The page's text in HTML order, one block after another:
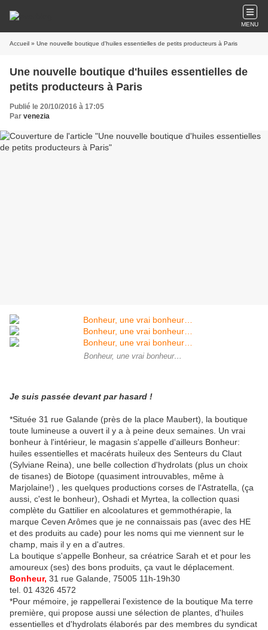
MENU
Accueil » Une nouvelle boutique d'huiles essentielles de petits producteurs à Paris
Une nouvelle boutique d'huiles essentielles de
petits producteurs à Paris
Publié le 20/10/2016 à 17:05
Par venezia
Bonheur, une vrai bonheur…
Je suis passée devant par hasard !
*Située 31 rue Galande (près de la place Maubert), la boutique
toute lumineuse a ouvert il y a à peine deux semaines. Un vrai
bonheur à l'intérieur, le magasin s'appelle d'ailleurs Bonheur:
huiles essentielles et macérats huileux des Senteurs du Claut
(Sylviane Reina), une belle collection d'hydrolats (plus un choix
de tisanes) de Biotope (quasiment introuvables, même à
Marjolaine!) , les quelques productions corses de l'Astratella, (ça
aussi, c'est le bonheur), Oshadi et Myrtea, la collection quasi
complète du Gattilier en alcoolatures et gemmothérapie, la
marque Ceven Arômes que je ne connaissais pas (avec des HE
et des produits au cade) pour les noms qui me viennent sur le
champ, mais il y en a d'autres.
La boutique s'appelle Bonheur, sa créatrice Sarah et et pour les
amoureux (ses) des bons produits, ça vaut le déplacement.
Bonheur, 31 rue Galande, 75005 11h-19h30
tel. 01 4326 4572
*Pour mémoire, je rappellerai l'existence de la boutique Ma terre
première, qui propose aussi une sélection de plantes, d'huiles
essentielles et d'hydrolats élaborés par des membres du syndicat